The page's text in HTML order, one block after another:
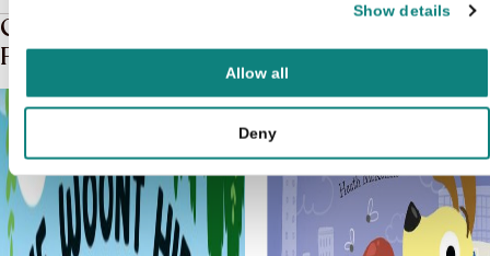
Show details
Allow all
Deny
Gerelateerde boeken in de soort:
Flapjesboek